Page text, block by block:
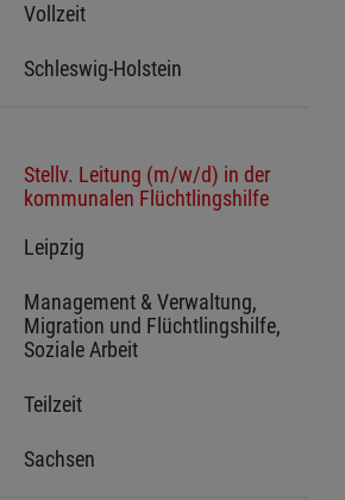
Vollzeit
Schleswig-Holstein
Stellv. Leitung (m/w/d) in der
kommunalen Flüchtlingshilfe
Leipzig
Management & Verwaltung,
Migration und Flüchtlingshilfe,
Soziale Arbeit
Teilzeit
Sachsen